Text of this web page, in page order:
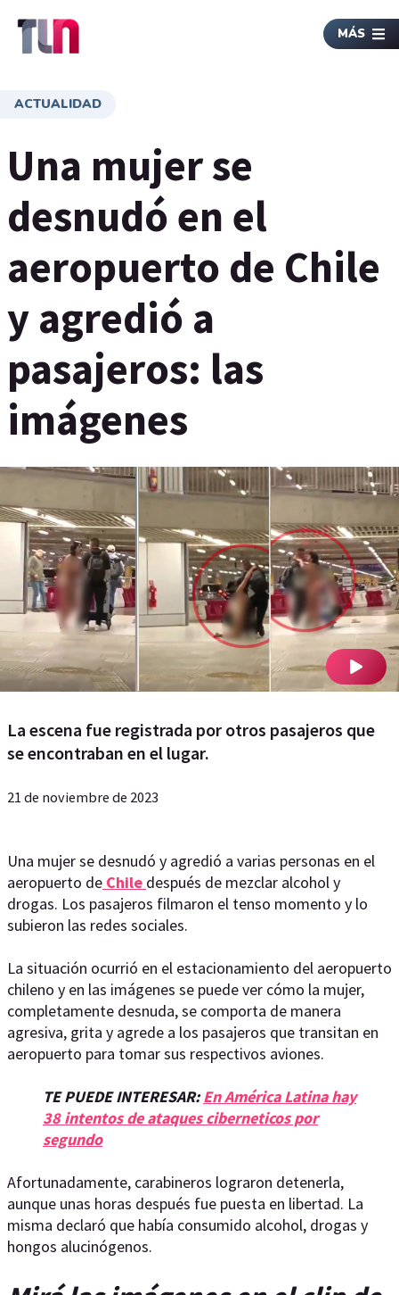
MÁS
ACTUALIDAD
Una mujer se
desnudó en el
aeropuerto de Chile
y agredió a
pasajeros: las
imágenes
La escena fue registrada por otros pasajeros que
se encontraban en el lugar.
21 de noviembre de 2023
Una mujer se desnudó y agredió a varias personas en el
aeropuerto de Chile después de mezclar alcohol y
drogas. Los pasajeros filmaron el tenso momento y lo
subieron las redes sociales.
La situación ocurrió en el estacionamiento del aeropuerto
chileno y en las imágenes se puede ver cómo la mujer,
completamente desnuda, se comporta de manera
agresiva, grita y agrede a los pasajeros que transitan en
aeropuerto para tomar sus respectivos aviones.
TE PUEDE INTERESAR:En América Latina hay
38 intentos de ataques ciberneticos por
segundo
Afortunadamente, carabineros lograron detenerla,
aunque unas horas después fue puesta en libertad. La
misma declaró que había consumido alcohol, drogas y
hongos alucinógenos.